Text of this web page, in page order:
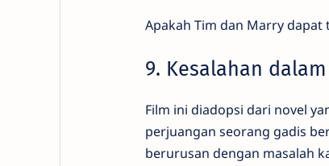
Apakah Tim dan Marry dapat
9. Kesalahan
Film ini diadopsi dari novel
perjuangan seorang gadis
berurusan dengan masalah